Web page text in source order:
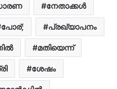
നേതാക്കൾ
പോര്; പ്രഖ്യാപനം
മതിയെന്ന്
ശേഷം